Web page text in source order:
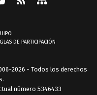
DE PARTICIPACIÓN
2026 - Todos los derechos
número 5346433